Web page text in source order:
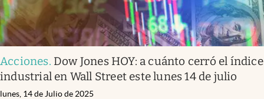
Acciones. Dow Jones HOY: a cuánto cerró el índice
industrial en Wall Street este lunes 14 de julio
lunes, 14 de Julio de 2025